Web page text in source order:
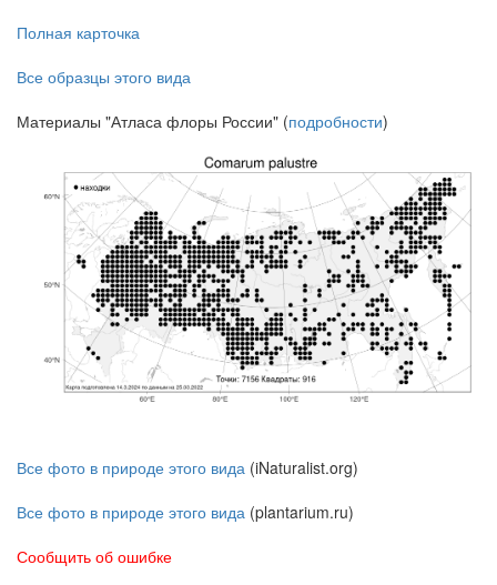
Полная карточка
Все образцы этого вида
Материалы "Атласа флоры России" (подробности)
Все фото в природе этого вида (iNaturalist.org)
Все фото в природе этого вида (plantarium.ru)
Сообщить об ошибке